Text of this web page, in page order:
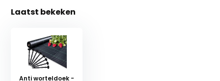
Laatst bekeken
Anti worteldoek -